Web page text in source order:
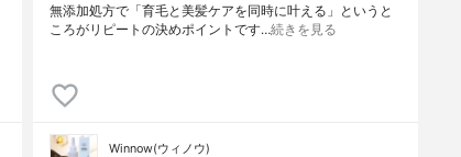
無添加処方で「育毛と美髪ケアを同時に叶える」というと
ころがリピートの決めポイントです…続きを見る
Winnow(ウィノウ)